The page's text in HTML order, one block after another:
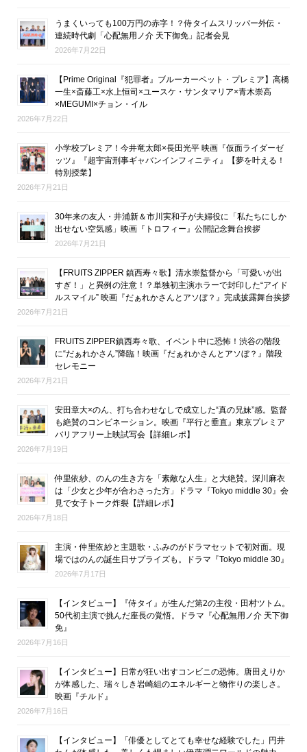
うまくいっても100万円の赤字！？侍タイムスリッパー外伝・
連続時代劇「心配無用ノ介 天下御免」記者会見
2026年7月22日
【Prime Original『犯罪者』ブルーカーペット・プレミア】高橋
一生×斎藤工×水上恒司×ユースケ・サンタマリア×青木崇高
×MEGUMI×チョン・イル
2026年7月22日
小学校プレミア！今井竜太郎×長田光平 映画『仮面ライダーゼ
ッツ』『超宇宙刑事ギャバンインフィニティ』【夢を叶える！
特別授業】
2026年7月21日
30年来の友人・井浦新＆市川実和子が夫婦役に「私たちにしか
出せない空気感」映画『トロフィー』公開記念舞台挨拶
2026年7月21日
【FRUITS ZIPPER 鎮西寿々歌】清水崇監督から「可愛いが出
すぎ！」と異例の注意！？単独初主演ホラーで封印した“アイド
ルスマイル” 映画『だぁれかさんとアソぼ？』完成披露舞台挨拶
2026年7月21日
FRUITS ZIPPER鎮西寿々歌、イベント中に恐怖！渋谷の階段
に“だぁれかさん”降臨！映画『だぁれかさんとアソぼ？』階段
セレモニー
2026年7月21日
安田章大×のん、打ち合わせなしで成立した“真の兄妹”感。監督
も絶賛のコンビネーション。映画『平行と垂直』東京プレミア
バリアフリー上映試写会【詳細レポ】
2026年7月19日
仲里依紗、のんの生き方を「素敵な人生」と大絶賛。深川麻衣
は「少女と少年が合わさった方」ドラマ『Tokyo middle 30』会
見で女子トーク炸裂【詳細レポ】
2026年7月18日
主演・仲里依紗と主題歌・ふみのがドラマセットで初対面。現
場ではのんの誕生日サプライズも。ドラマ『Tokyo middle 30』
2026年7月17日
【インタビュー】『侍タイ』が生んだ第2の主役・田村ツトム。
50代初主演で挑んだ座長の覚悟。ドラマ『心配無用ノ介 天下御
免』
2026年7月16日
【インタビュー】日常が狂い出すコンビニの恐怖。唐田えりか
が体感した、瑞々しき岩崎組のエネルギーと物作りの楽しさ。
映画『チルド』
2026年7月16日
【インタビュー】「俳優としてとても幸せな経験でした」円井